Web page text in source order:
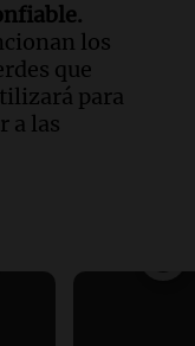
los
que
para
a las